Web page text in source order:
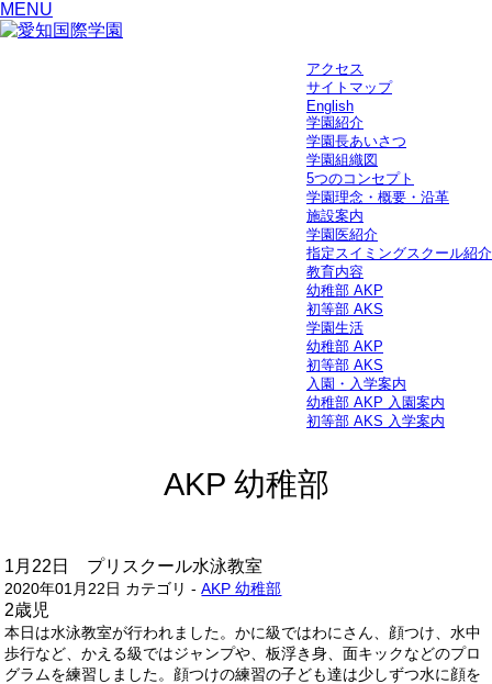
MENU
アクセス
サイトマップ
English
学園紹介
学園長あいさつ
学園組織図
5つのコンセプト
学園理念・概要・沿革
施設案内
学園医紹介
指定スイミングスクール紹介
教育内容
幼稚部 AKP
初等部 AKS
学園生活
幼稚部 AKP
初等部 AKS
入園・入学案内
幼稚部 AKP 入園案内
初等部 AKS 入学案内
AKP 幼稚部
1月22日 プリスクール水泳教室
2020年01月22日 カテゴリ -AKP 幼稚部
2歳児
本日は水泳教室が行われました。かに級ではわにさん、顔つけ、水中
歩行など、かえる級ではジャンプや、板浮き身、面キックなどのプロ
グラムを練習しました。顔つけの練習の子ども達は少しずつ水に顔を